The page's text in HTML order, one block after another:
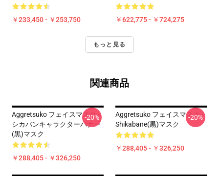
￥233,450 - ￥253,750 ￥622,775 - ￥724,275
もっと見る
関連商品
Aggretsuko フェイスマスク -
シカバンキャラクターバナー
(黒)マスク
￥288,405 - ￥326,250
-20%
Aggretsuko フェイスマスク -
Shikabane(黒)マスク
￥288,405 - ￥326,250
-20%